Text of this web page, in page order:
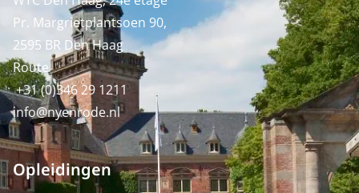
Pr. Margrietplantsoen 90,
2595 BR Den Haag
Route
+31 (0)346 29 1211
info@nyenrode.nl
Opleidingen